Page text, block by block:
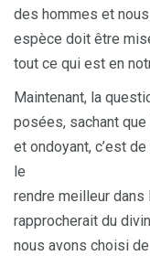
des hommes et
espèce doit être
tout ce qui est en
Maintenant, la
posées, sachant
et ondoyant, c’est
le
rendre meilleur dans
rapprocherait du
nous avons choisi